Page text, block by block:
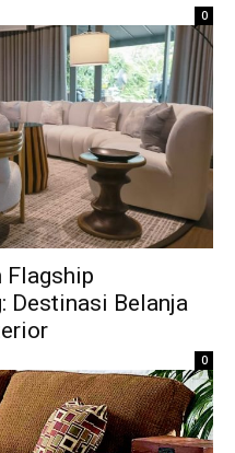
0
Flagship
Destinasi Belanja
0